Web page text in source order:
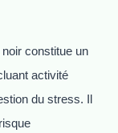
constitue un
activité
du stress. Il